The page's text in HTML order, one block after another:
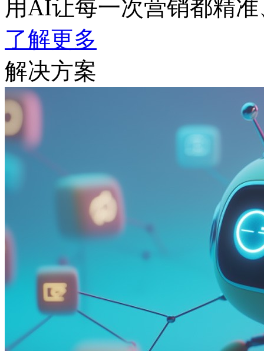
用AI让每一次营销都精准
了解更多
解决方案